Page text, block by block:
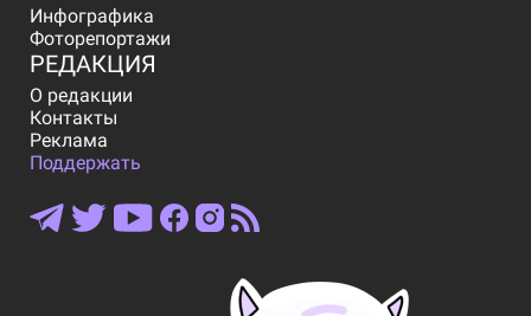
Инфографика
Фоторепортажи
РЕДАКЦИЯ
О редакции
Контакты
Реклама
Поддержать